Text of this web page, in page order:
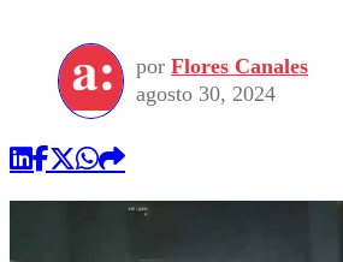
por Flores Canales
agosto 30, 2024